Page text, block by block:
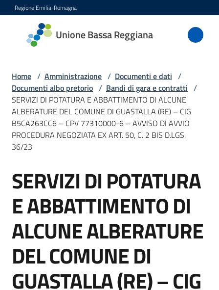
Vai al contenuto
Vai alla navigazione
Vai al footer
Regione Emilia-Romagna
Unione Bassa Reggiana
Unione
Bassa
Amministrazione
Menu selezionato
Novità
Vivere
l'Unione
Tutti
gli
argomenti...
Home / Amministrazione / Documenti e dati /
Documenti albo pretorio / Bandi di gara e contratti /
SERVIZI DI POTATURA E ABBATTIMENTO DI ALCUNE
ALBERATURE DEL COMUNE DI GUASTALLA (RE) – CIG
B5CA263CC6 – CPV 77310000-6 – AVVISO DI AVVIO
PROCEDURA NEGOZIATA EX ART. 50, C. 2 BIS D.LGS.
36/23
Salta al contenuto
SERVIZI DI POTATURA
E ABBATTIMENTO DI
ALCUNE ALBERATURE
DEL COMUNE DI
GUASTALLA (RE) – CIG